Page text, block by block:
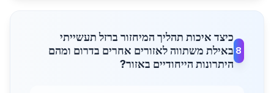
8
כיצד איכות תהליך המיחזור ברזל תעשייתי
באילת משתווה לאזורים אחרים בדרום ומהם
היתרונות הייחודיים באזור?